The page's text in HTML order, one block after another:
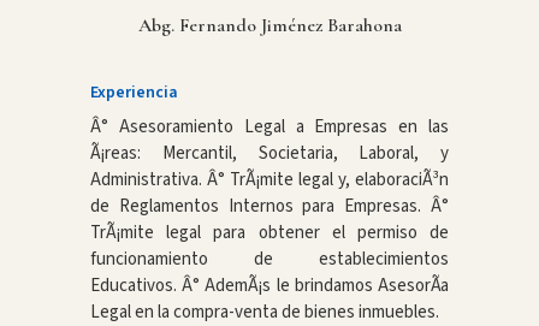
Abg. Fernando Jiménez Barahona
Experiencia
Â° Asesoramiento Legal a Empresas en las
Ã¡reas: Mercantil, Societaria, Laboral, y
Administrativa. Â° TrÃ¡mite legal y, elaboraciÃ³n
de Reglamentos Internos para Empresas. Â°
TrÃ¡mite legal para obtener el permiso de
funcionamiento de establecimientos
Educativos. Â° AdemÃ¡s le brindamos AsesorÃ­a
Legal en la compra-venta de bienes inmuebles.